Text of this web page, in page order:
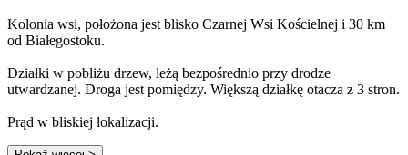
Kolonia wsi, położona jest blisko Czarnej Wsi Kościelnej i 30 km
od Białegostoku.
Działki w pobliżu drzew, leżą bezpośrednio przy drodze
utwardzanej. Droga jest pomiędzy. Większą działkę otacza z 3 stron.
Prąd w bliskiej lokalizacji.